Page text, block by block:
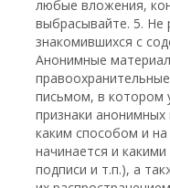
любые вложения,
выбрасывайте. 5. Не
знакомившихся с
Анонимные
письмом, в котором
признаки
каким способом и
начинается и
подписи и т.п.), а